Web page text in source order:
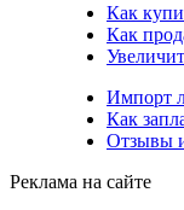
Как
Как
Импорт
Как
Отзывы
Реклама на сайте